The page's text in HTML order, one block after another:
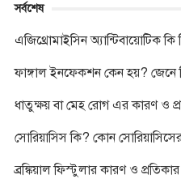
সর্বশেষ
এজিথ্রোমাইসিন অ্যান্টিবায়োটিক
ফাঙ্গাল ইনফেকশন কেন হয়? জেনে
ধাতুক্ষয় বা মেহ রোগ এর কারণ ও
সোরিয়াসিস কি? কোন
ব্রঙ্কিয়াল ফিস্টুলার কারণ ও